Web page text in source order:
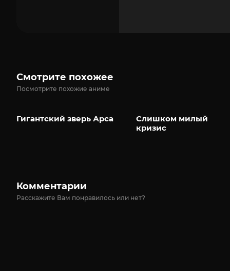
Смотрите похожее
Посмотрите похожие аниме
Гигантский зверь Арса
Слишком милый
кризис
Комментарии
Расскажите Вам понравилось или нет?